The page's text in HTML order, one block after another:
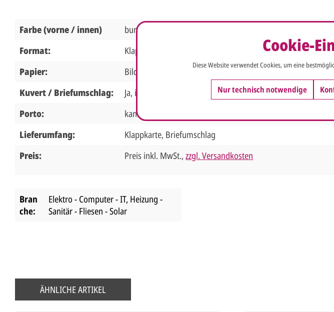
Farbe (vorne / innen)
bunt / weiß
Format:
Klappkarte 19 x 12 cm Breite x Höhe (aufgeklappt: 19 x 24
Papier:
Bilderdruckkarton 250g weiß
Kuvert / Briefumschlag:
Ja, inklusive, weiß
Porto:
kann als Standardbrief versendet werden,
Lieferumfang:
Klappkarte, Briefumschlag
Preis:
Preis inkl. MwSt., zzgl. Versandkosten
Bran
che:
Elektro - Computer - IT, Heizung -
Sanitär - Fliesen - Solar
ÄHNLICHE ARTIKEL
Cookie-
Diese Website verwendet Cookies, um eine
Nur technisch notwendige